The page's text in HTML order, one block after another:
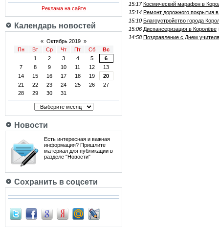
Реклама на сайте
Календарь новостей
« Октябрь 2019 »
Пн
Вт Ср Чт Пт Сб
Вс
1
2 3 4 5
6
7
8 9 10 11 12
13
14
15 16 17 18 19
20
21
22 23 24 25 26
27
28
29 30 31
Новости
Есть интересная и важная
информация? Пришлите
материал для публикации в
разделе "Новости"
Сохранить в соцсети
15:17 Космический марафон в
15:14 Ремонт дорожного покрытия
15:10 Благоустройство города
15:06 Диспансеризация в Королёве
14:58 Поздравление с Днем